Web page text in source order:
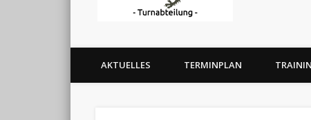
AKTUELLES TERMINPLAN